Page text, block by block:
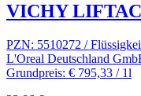
VICHY
PZN: 5510272 /
L'Oreal Deutschland
Grundpreis: € 795,33 / 1l